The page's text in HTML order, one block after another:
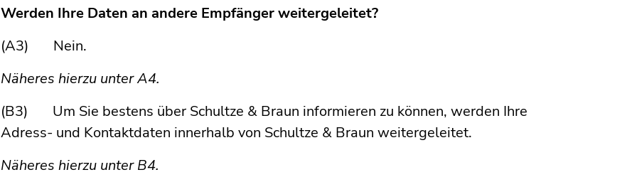
Werden Ihre Daten an andere Empfänger weitergeleitet?
(A3) Nein.
Näheres hierzu unter A4.
(B3) Um Sie bestens über Schultze & Braun informieren zu können, werden Ihre
Adress- und Kontaktdaten innerhalb von Schultze & Braun weitergeleitet.
Näheres hierzu unter B4.